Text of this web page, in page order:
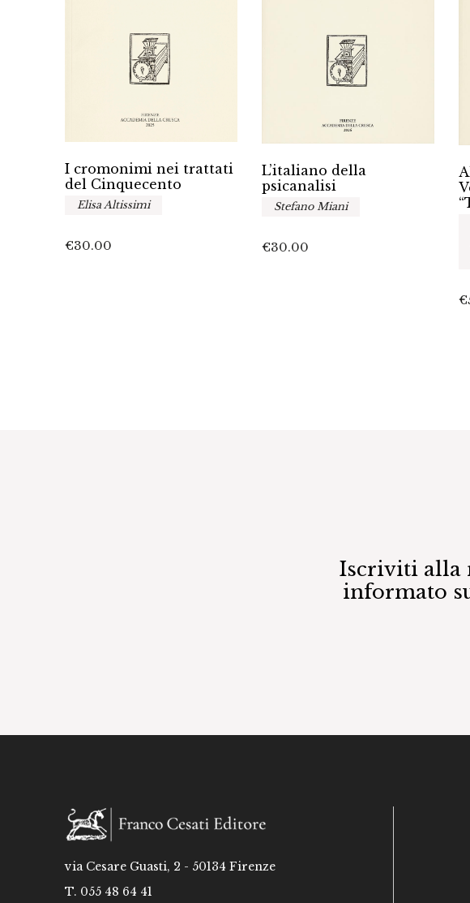
I cromonimi nei trattati
del Cinquecento
Elisa Altissimi
€30.00
L’italiano della
psicanalisi
Stefano Miani
€30.00
€
Iscriviti alla
informato
via Cesare Guasti, 2 - 50134 Firenze
T. 055 48 64 41